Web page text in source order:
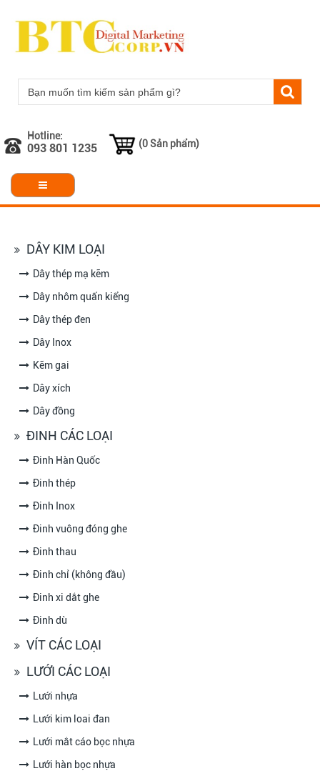
Hotline:
093 801 1235 (0 Sản phẩm)
DÂY KIM LOẠI
Dây thép mạ kẽm
Dây nhôm quấn kiểng
Dây thép đen
Dây Inox
Kẽm gai
Dây xích
Dây đồng
ĐINH CÁC LOẠI
Đinh Hàn Quốc
Đinh thép
Đinh Inox
Đinh vuông đóng ghe
Đinh thau
Đinh chỉ (không đầu)
Đinh xi dắt ghe
Đinh dù
VÍT CÁC LOẠI
LƯỚI CÁC LOẠI
Lưới nhựa
Lưới kim loai đan
Lưới mắt cáo bọc nhựa
Lưới hàn bọc nhựa